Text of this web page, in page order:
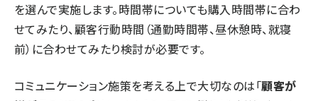
を選んで実施します。時間帯についても購入時間帯に合わ
せてみたり、顧客行動時間（通勤時間帯、昼休憩時、就寝
前）に合わせてみたり検討が必要です。
コミュニケーション施策を考える上で大切なのは「顧客が